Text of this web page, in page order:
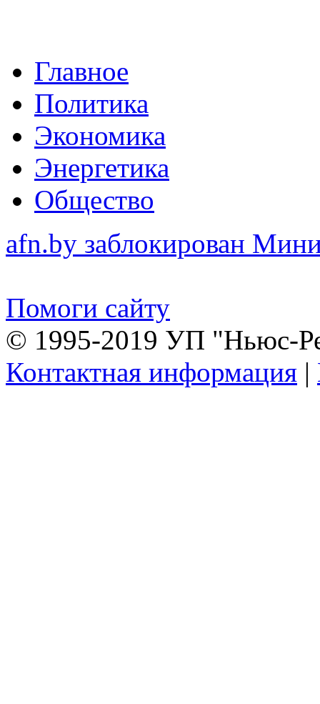
Главное
Политика
Экономика
Энергетика
Общество
afn.by заблокирован
Помоги сайту
© 1995-2019 УП "Ньюс-
Контактная информация |